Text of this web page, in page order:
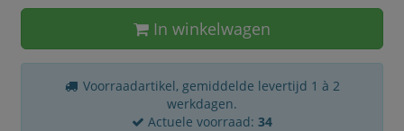
In winkelwagen
Voorraadartikel, gemiddelde levertijd 1 à 2
werkdagen.
Actuele voorraad: 34